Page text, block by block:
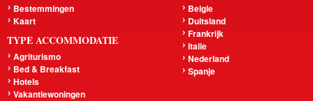
Bestemmingen
Kaart
TYPE ACCOMMODATIE
Agriturismo
Bed & Breakfast
Hotels
Vakantiewoningen
Belgie
Duitsland
Frankrijk
Italie
Nederland
Spanje